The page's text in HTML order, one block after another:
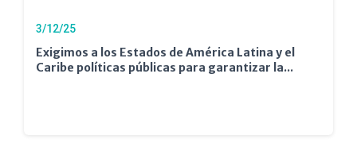
3/12/25
Exigimos a los Estados de América Latina y el
Caribe políticas públicas para garantizar la...